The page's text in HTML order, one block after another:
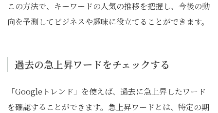
この方法で、キーワードの人気の推移を把握し、今後の動
向を予測してビジネスや趣味に役立てることができます。
過去の急上昇ワードをチェックする
「Googleトレンド」を使えば、過去に急上昇したワード
を確認することができます。急上昇ワードとは、特定の期